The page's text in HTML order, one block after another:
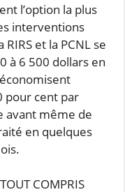
l’option la plus
interventions
et la PCNL se
à 6 500 dollars en
pour cent par
avant même de
en quelques
COMPRIS